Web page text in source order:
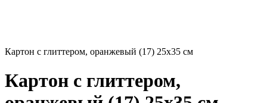
Картон с глиттером, оранжевый (17) 25х35 см
Картон с глиттером,